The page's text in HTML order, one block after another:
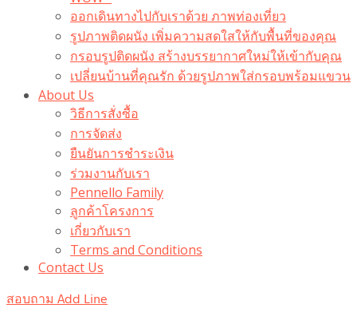
ออกเดินทางไปกับเราด้วย ภาพท่องเที่ยว
รูปภาพติดผนัง เพิ่มความสดใสให้กับพื้นที่ของคุณ
กรอบรูปติดผนัง สร้างบรรยากาศใหม่ให้เข้ากับคุณ
เปลี่ยนบ้านที่คุณรัก ด้วยรูปภาพใส่กรอบพร้อมแขวน​
About Us
วิธีการสั่งซื้อ
การจัดส่ง
ยืนยันการชำระเงิน
ร่วมงานกับเรา
Pennello Family
ลูกค้าโครงการ
เกี่ยวกับเรา
Terms and Conditions
Contact Us
สอบถาม Add Line